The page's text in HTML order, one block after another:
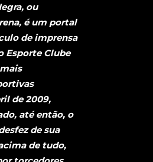
ou
é um portal
de imprensa
Esporte Clube
de 2009,
até então, o
de sua
de tudo,